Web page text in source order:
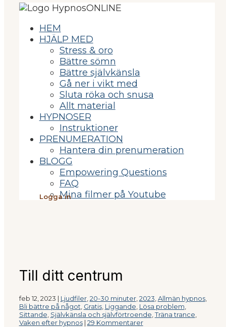
HEM
HJÄLP MED
Stress & oro
Bättre sömn
Bättre självkänsla
Gå ner i vikt med
Sluta röka och snusa
Allt material
HYPNOSER
Instruktioner
PRENUMERATION
Hantera din prenumeration
BLOGG
Empowering Questions
FAQ
Mina filmer på Youtube
Logga in
Till ditt centrum
feb 12, 2023 | Ljudfiler, 20-30 minuter, 2023 Allmän hypnos,
Bli bättre på något Gratis, Liggande Lösa problem
Sittande Självkänsla och självförtroende ,Träna trance
Vaken efter hypnos| 29 Kommentarer